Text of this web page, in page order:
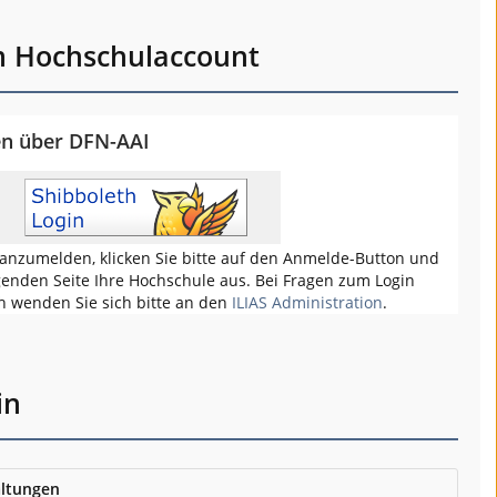
Hochschulaccount
über DFN-AAI
klicken Sie bitte auf den Anmelde-Button und
Seite Ihre Hochschule aus. Bei Fragen zum Login
wenden Sie sich bitte an den ILIAS Administration.